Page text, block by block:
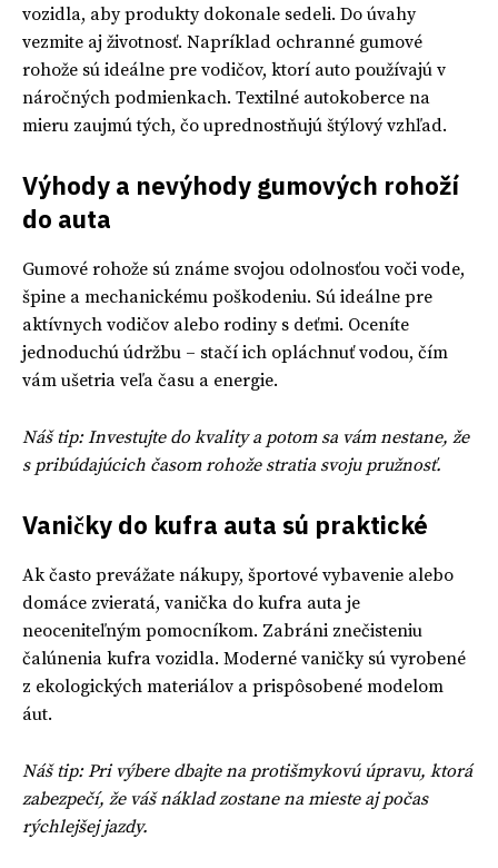
vozidla, aby produkty dokonale sedeli. Do úvahy
vezmite aj životnosť. Napríklad ochranné gumové
rohože sú ideálne pre vodičov, ktorí auto používajú v
náročných podmienkach. Textilné autokoberce na
mieru zaujmú tých, čo uprednostňujú štýlový vzhľad.
Výhody a nevýhody gumových rohoží
do auta
Gumové rohože sú známe svojou odolnosťou voči vode,
špine a mechanickému poškodeniu. Sú ideálne pre
aktívnych vodičov alebo rodiny s deťmi. Oceníte
jednoduchú údržbu – stačí ich opláchnuť vodou, čím
vám ušetria veľa času a energie.
Náš tip: Investujte do kvality a potom sa vám nestane, že
s pribúdajúcich časom rohože stratia svoju pružnosť.
Vaničky do kufra auta sú praktické
Ak často prevážate nákupy, športové vybavenie alebo
domáce zvieratá, vanička do kufra auta je
neoceniteľným pomocníkom. Zabráni znečisteniu
čalúnenia kufra vozidla. Moderné vaničky sú vyrobené
z ekologických materiálov a prispôsobené modelom
áut.
Náš tip: Pri výbere dbajte na protišmykovú úpravu, ktorá
zabezpečí, že váš náklad zostane na mieste aj počas
rýchlejšej jazdy.